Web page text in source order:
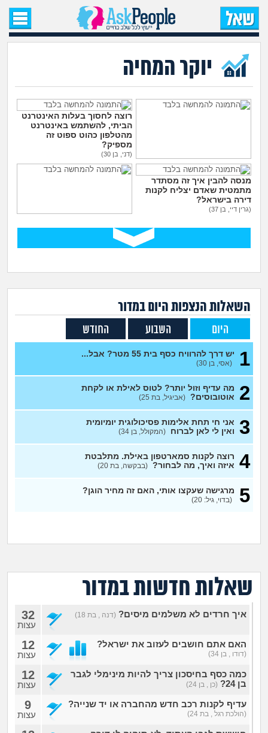
עמוד הבית
שאלות חדשות
שאלות שעוררו עניין
עצות חדשות
מה קורה כאן?
מדורים
זוגיות
הורות ומשפחה
מתבגרים
מהבקו"ם... ועד מתי?!
לימודים וסטודנטים
עבודה וקריירה
מה שעובר עליי
שומרים על הגוף
חיות מחמד
יוקר המחיה
חיפוש שאלות
הרשמה
יוקר המחיה
גם בחול צריך לתת טיפים
לכולם?
(., בת 16)
רוצה לחסוך בעלות האינטרנט
הביתי, להשתמש באינטרנט
מהטלפון כהוט ספוט זה
מספיק?
(דני, בן 30)
מנסה להבין איך זה מסתדר
מתמטית שאדם יצליח לקנות
דירה בישראל?
(גרין דיי, בן 37)
הענק בישראל?
(ללה, בת 26)
השאלות הנצפות היוםבמדור
היום השבוע החודש
1 יש דרך להרוויח כסף בית 55 מטר? אבל...
(אסי, בן 30)
2
מה עדיף וזול יותר? לטוס לאילת או לקחת
אוטובוסים? (אביגיל, בת 25)
3 אני חי תחת אלימות פסיכולוגית יומיומית
ואין לי לאן לברוח (המקולל, בן 34)
4 רוצה לקנות סמארטפון באילת. מתלבטת
איזה ואיך, מה לבחור? (בבקשה, בת 20)
5 מרגישה שעקצו אותי, האם זה מחיר הוגן?
(בדוי, גיל: 20)
שאלות חדשות במדור
איך חרדים לא משלמים מיסים? (דנה , בת 18) 32
עצות
האם אתם חושבים לעזוב את ישראל?
(דודו , בן 34)
12
עצות
כמה כסף בחיסכון צריך להיות מינימלי לגבר
בן 24?
(כן , בן 24)
12
עצות
עדיף לקנות רכב חדש מהחברה או יד שנייה?
(הולכת רגל , בת 24)
9
עצות